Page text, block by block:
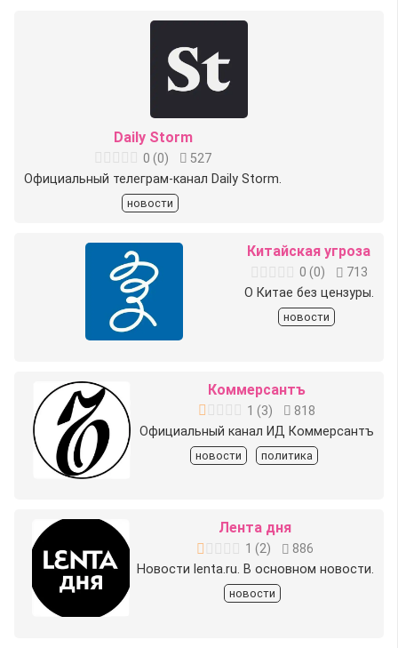
Daily Storm
0 (0)
527
Официальный телеграм-канал Daily Storm.
новости
Китайская угроза
0 (0)
713
О Китае без цензуры.
новости
Коммерсантъ
1 (3)
818
Официальный канал ИД Коммерсантъ
новости политика
Лента дня
1 (2)
886
Новости lenta.ru. В основном новости.
новости